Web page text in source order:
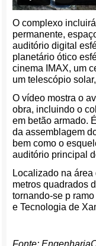
O complexo
permanente,
auditório digital
planetário ótico
cinema IMAX, um
um telescópio
O vídeo mostra o
obra, incluindo o
em betão armado.
da assemblagem
bem como o
auditório principal
Localizado na área
metros quadrados
tornando-se p
e Tecnologia de
Fonte: